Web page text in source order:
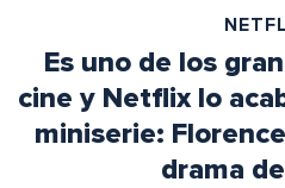
Es uno de los
cine y Netflix lo
miniserie:
drama